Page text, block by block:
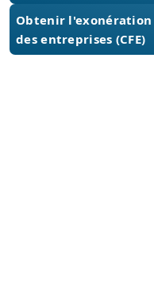
Obtenir
des entreprises (CFE)